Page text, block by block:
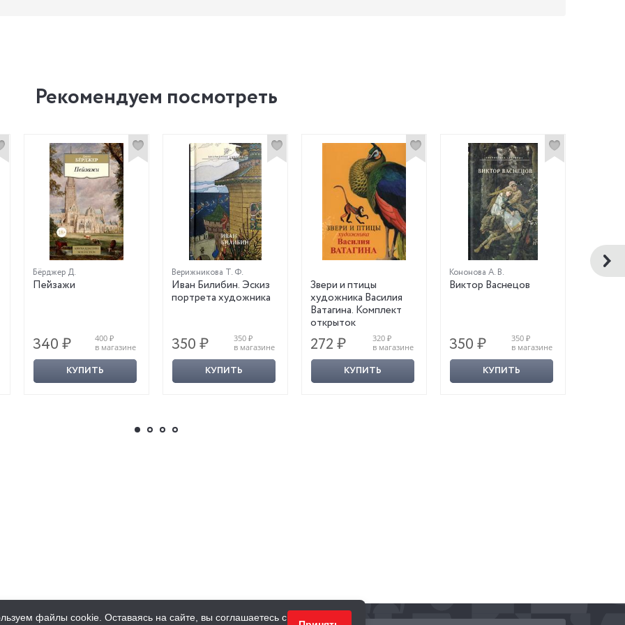
Рекомендуем посмотреть
Бёрджер Д.
Пейзажи
340 ₽
400 ₽
в магазине
КУПИТЬ
Верижникова Т. Ф.
Иван Билибин. Эскиз
портрета художника
350 ₽
350 ₽
в магазине
КУПИТЬ
Звери и птицы
художника Василия
Ватагина. Комплект
открыток
272 ₽
320 ₽
в магазине
КУПИТЬ
Кононова А. В.
Виктор Васнецов
350 ₽
350 ₽
в магазине
КУПИТЬ
файлы cookie. Оставаясь на сайте, вы соглашаетесь с